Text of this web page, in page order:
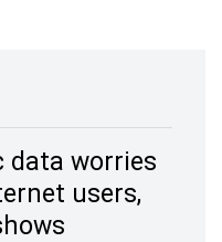
data worries
users,